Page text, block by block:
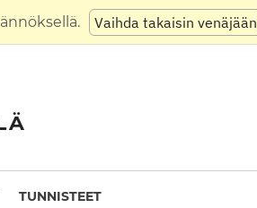
Vaihda takaisin venäjään
TUNNISTEET